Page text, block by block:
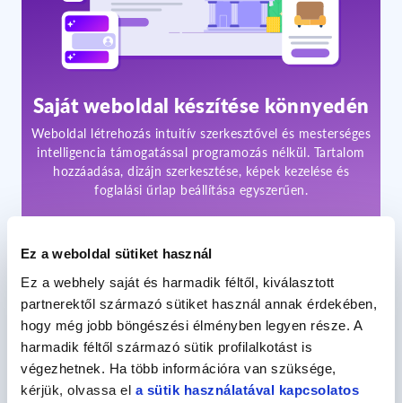
Ez a weboldal sütiket használ
Ez a webhely saját és harmadik féltől, kiválasztott
partnerektől származó sütiket használ annak érdekében,
hogy még jobb böngészési élményben legyen része. A
harmadik féltől származó sütik profilalkotást is
végezhetnek. Ha több információra van szüksége,
kérjük, olvassa el a sütik használatával kapcsolatos
Saját weboldal készítése könnyedén
Weboldal létrehozás intuitív szerkesztővel és mesterséges
intelligencia támogatással programozás nélkül. Tartalom
hozzáadása, dizájn szerkesztése, képek kezelése és
foglalási űrlap beállítása egyszerűen.
Részletek
650 Ft /havonta*